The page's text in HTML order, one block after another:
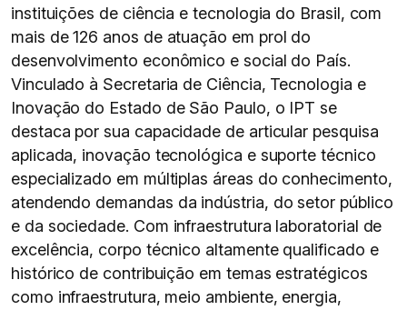
instituições de ciência e tecnologia do Brasil, com
mais de 126 anos de atuação em prol do
desenvolvimento econômico e social do País.
Vinculado à Secretaria de Ciência, Tecnologia e
Inovação do Estado de São Paulo, o IPT se
destaca por sua capacidade de articular pesquisa
aplicada, inovação tecnológica e suporte técnico
especializado em múltiplas áreas do conhecimento,
atendendo demandas da indústria, do setor público
e da sociedade. Com infraestrutura laboratorial de
excelência, corpo técnico altamente qualificado e
histórico de contribuição em temas estratégicos
como infraestrutura, meio ambiente, energia,